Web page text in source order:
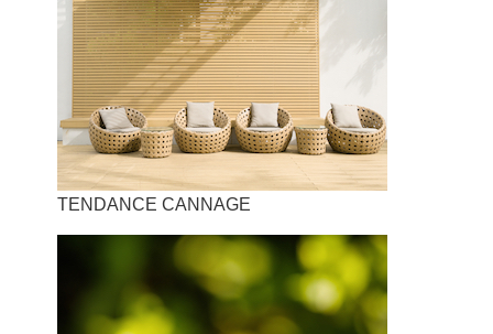
TENDANCE CANNAGE